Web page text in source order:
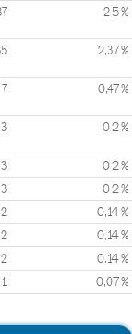
2,5 %
2,37 %
7 0,47 %
3 0,2 %
3 0,2 %
3 0,2 %
2 0,14 %
2 0,14 %
2 0,14 %
1 0,07 %